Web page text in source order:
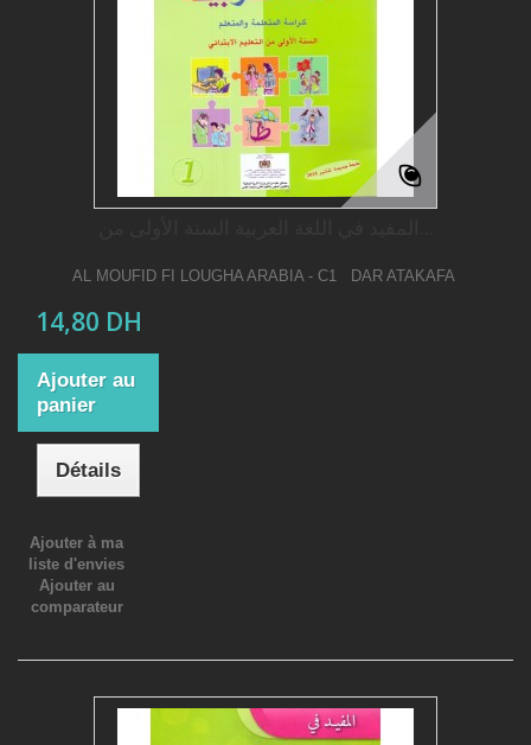
AL MOUFID FI LOUGHA ARABIA - C1 DAR ATAKAFA
14,80 DH
Ajouter au
panier
Détails
Ajouter à ma
liste d'envies
Ajouter au
comparateur